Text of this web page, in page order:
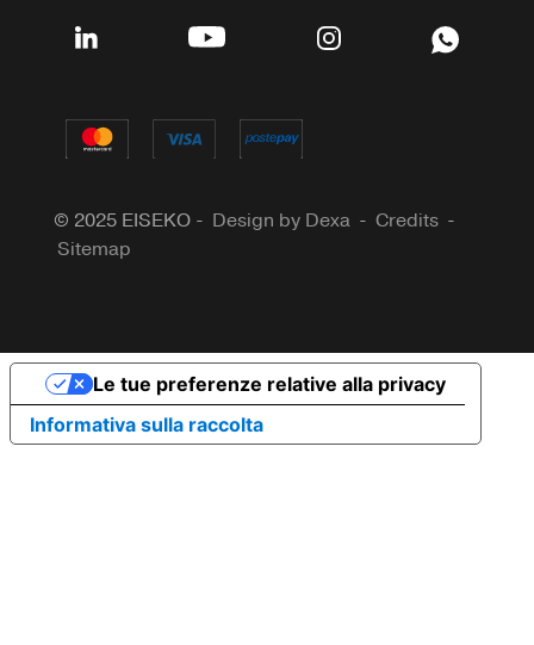
© 2025 EISEKO - Design by Dexa - Credits -
Sitemap
Informativa sulla raccolta
Le tue preferenze relative alla privacy